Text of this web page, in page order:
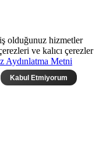
olduğunuz hizmetler
ve kalıcı çerezler
Aydınlatma Metni
Kabul Etmiyorum